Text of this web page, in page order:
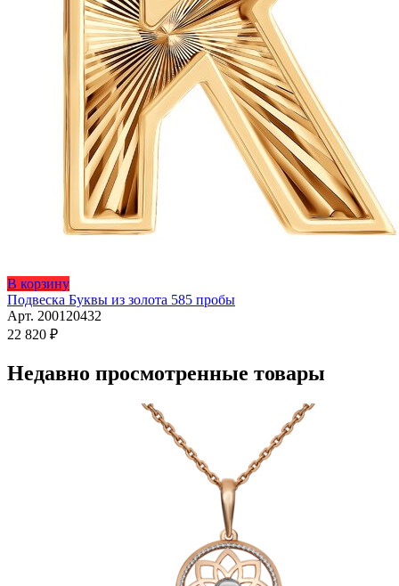
В корзину
Подвеска Буквы из золота 585 пробы
Арт. 200120432
22 820 ₽
Недавно просмотренные товары